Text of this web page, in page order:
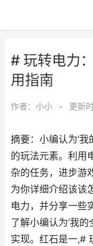
# 玩转电力
用指南
作者： 小小 • 更新
摘要：小编认为‘
的玩法元素。利用
杂的任务，进步游
为你详细介绍该该
电力，并分享一些
了解小编认为‘我的
实现。红石是一,#